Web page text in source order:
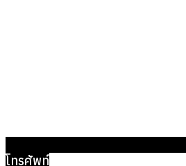
โทรศัพท์